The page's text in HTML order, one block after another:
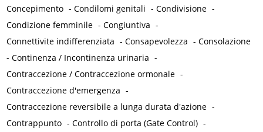
Concepimento -Condilomi genitali -Condivisione -
Condizione femminile -Congiuntiva -
Connettivite indifferenziata -Consapevolezza -Consolazione
-Continenza / Incontinenza urinaria -
Contraccezione / Contraccezione ormonale -
Contraccezione d'emergenza -
Contraccezione reversibile a lunga durata d'azione -
Contrappunto -Controllo di porta (Gate Control) -